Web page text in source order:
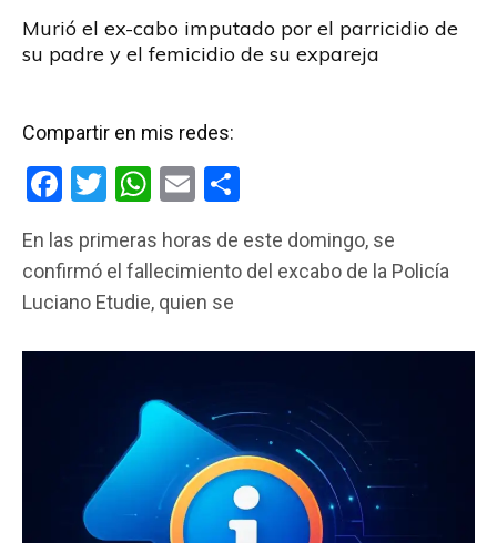
Murió el ex-cabo imputado por el parricidio de
su padre y el femicidio de su expareja
Compartir en mis redes:
F
ce
b
o
T
tt
er
W
at
s
A
p
p
E
ail m
p
tir
En las primeras horas de este domingo, se
confirmó el fallecimiento del excabo de la Policía
Luciano Etudie, quien se